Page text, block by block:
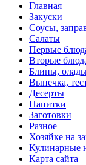
Главная
Закуски
Соусы,
Салаты
Первые
Вторые
Блины,
Выпечка,
Десерты
Напитки
Заготовки
Разное
Хозяйке на
Кулинарные
Карта сайта